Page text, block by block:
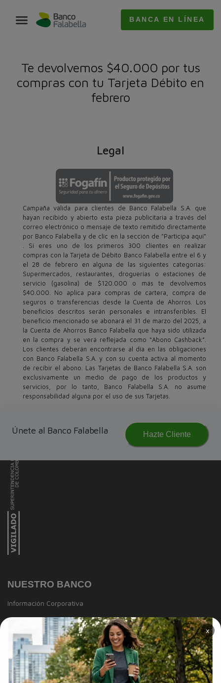
BANCA EN LÍNEA
Te devolvemos $40.000 por tus
compras con tu Tarjeta Débito en
febrero
Legal
Campaña válida para clientes de Banco Falabella S.A. que
hayan recibido y abierto esta pieza publicitaria a través del
correo electrónico o mensaje de texto remitido directamente
por Banco Falabella y de clic en la sección de "Participa aquí"
. Si eres uno de los primeros 300 clientes en realizar
compras con la Tarjeta de Débito Banco Falabella entre el 6 y
el 28 de febrero en alguna de las siguientes categorías:
Supermercados, restaurantes, droguerías o estaciones de
servicio (gasolina) de $120.000 o más te devolvemos
$40.000. No aplica para compras de cartera, compra de
seguros o transferencias desde la Cuenta de Ahorros. Los
beneficios descritos serán personales e intransferibles. El
beneficio mencionado se abonará el 31 de marzo del 2025, a
la Cuenta de Ahorros Banco Falabella que haya sido utilizada
en la compra y se verá reflejada como “Abono Cashback”.
Los clientes deberán encontrarse al día en las obligaciones
con Banco Falabella S.A. y con su cuenta activa al momento
de recibir el abono. Las Tarjetas de Banco Falabella S.A. son
exclusivamente un medio de pago de los productos y
servicios, por lo tanto, Banco Falabella S.A. no asume
responsabilidad alguna por el uso de sus Tarjetas.
×
Únete al Banco Falabella Hazte Cliente
NUESTRO BANCO
Información Corporativa
Información a clientes
Tasas y Tarifas
Reportes de sostenibilidad
Trabaja con Nosotros